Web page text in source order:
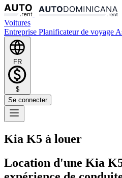
Voitures
Entreprise Planificateur de voyage
FR
$
Se connecter
Kia K5 à louer
Location d'une Kia